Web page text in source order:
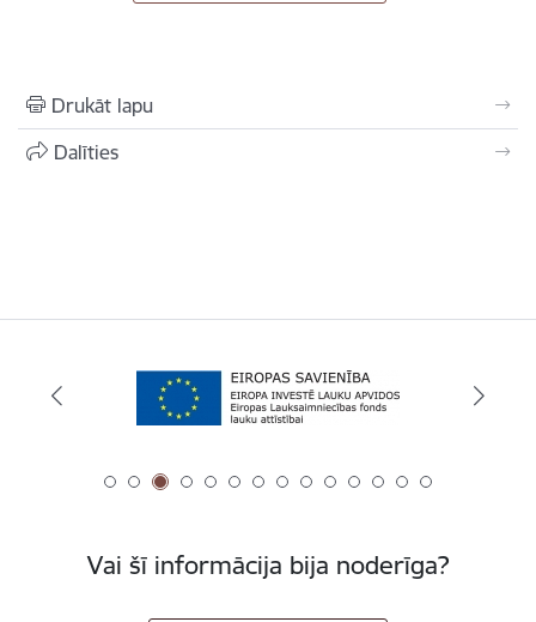
Drukāt lapu
Dalīties
Vai šī informācija bija noderīga?